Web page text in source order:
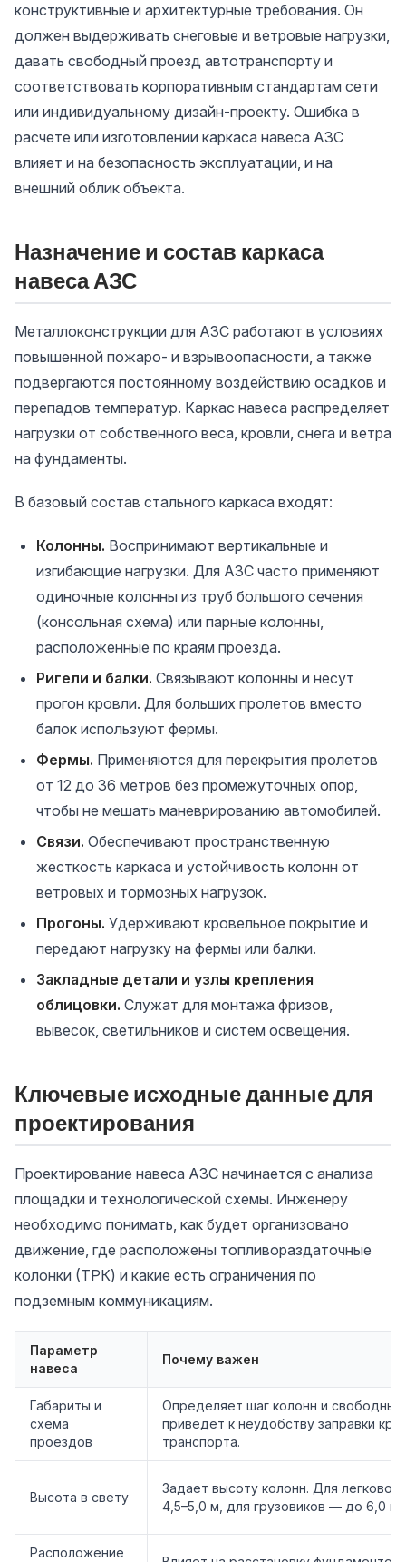
конструктивные и архитектурные требования. Он
должен выдерживать снеговые и ветровые нагрузки,
давать свободный проезд автотранспорту и
соответствовать корпоративным стандартам сети
или индивидуальному дизайн-проекту. Ошибка в
расчете или изготовлении каркаса навеса АЗС
влияет и на безопасность эксплуатации, и на
внешний облик объекта.
Назначение и состав каркаса
навеса АЗС
Металлоконструкции для АЗС работают в условиях
повышенной пожаро- и взрывоопасности, а также
подвергаются постоянному воздействию осадков и
перепадов температур. Каркас навеса распределяет
нагрузки от собственного веса, кровли, снега и ветра
на фундаменты.
В базовый состав стального каркаса входят:
Колонны. Воспринимают вертикальные и
изгибающие нагрузки. Для АЗС часто применяют
одиночные колонны из труб большого сечения
(консольная схема) или парные колонны,
расположенные по краям проезда.
Ригели и балки. Связывают колонны и несут
прогон кровли. Для больших пролетов вместо
балок используют фермы.
Фермы. Применяются для перекрытия пролетов
от 12 до 36 метров без промежуточных опор,
чтобы не мешать маневрированию автомобилей.
Связи. Обеспечивают пространственную
жесткость каркаса и устойчивость колонн от
ветровых и тормозных нагрузок.
Прогоны. Удерживают кровельное покрытие и
передают нагрузку на фермы или балки.
Закладные детали и узлы крепления
облицовки. Служат для монтажа фризов,
вывесок, светильников и систем освещения.
Ключевые исходные данные для
проектирования
Проектирование навеса АЗС начинается с анализа
площадки и технологической схемы. Инженеру
необходимо понимать, как будет организовано
движение, где расположены топливораздаточные
колонки (ТРК) и какие есть ограничения по
подземным коммуникациям.
Параметр
навеса
Почему важен
Габариты и
схема
проездов
Определяет шаг колонн и
приведет к неудобству заправки
транспорта.
Высота в свету
Задает высоту колонн. Для
4,5–5,0 м, для грузовиков — до 6,0 м.
Расположение